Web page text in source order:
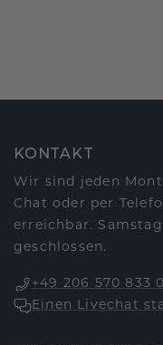
KONTAKT
Wir sind jeden
Chat oder per
erreichbar.
geschlossen.
+49 206 570 833
Einen Livechat